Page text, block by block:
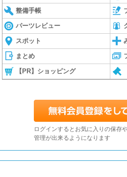
整備手帳
パーツレビュー
スポット
まとめ
【PR】ショッピング
ログインするとお気に入りの保存
管理が出来るようになります